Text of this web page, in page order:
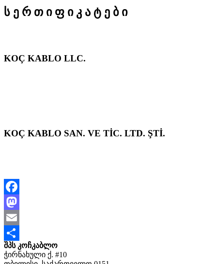
ს ე რ თ ი ფ ი კ ა ტ ე ბ ი
KOÇ KABLO LLC.
KOÇ KABLO SAN. VE TİC. LTD. ŞTİ.
Facebook
Mastodon
Email
Share
შპს კოჩკაბლო
ჭირნახული ქ. #10